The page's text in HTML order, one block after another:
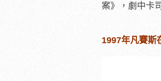
案》，劇中卡
1997年凡賽斯